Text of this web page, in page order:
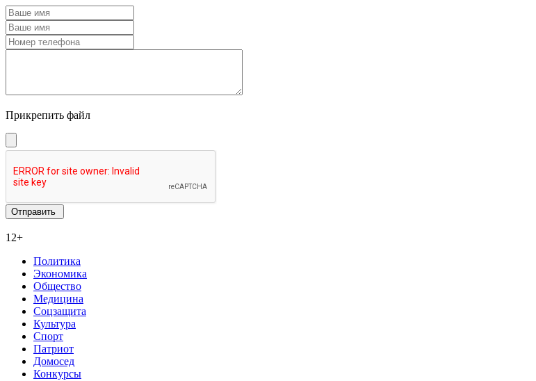
Прикрепить файл
12+
Политика
Экономика
Общество
Медицина
Соцзащита
Культура
Спорт
Патриот
Домосед
Конкурсы